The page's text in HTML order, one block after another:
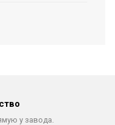
у завода.